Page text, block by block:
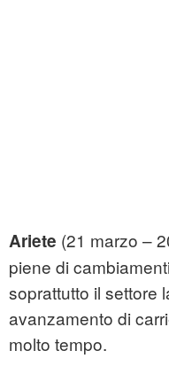
Ariete (21 marzo –
piene di
soprattutto il settore
avanzamento di
molto tempo.